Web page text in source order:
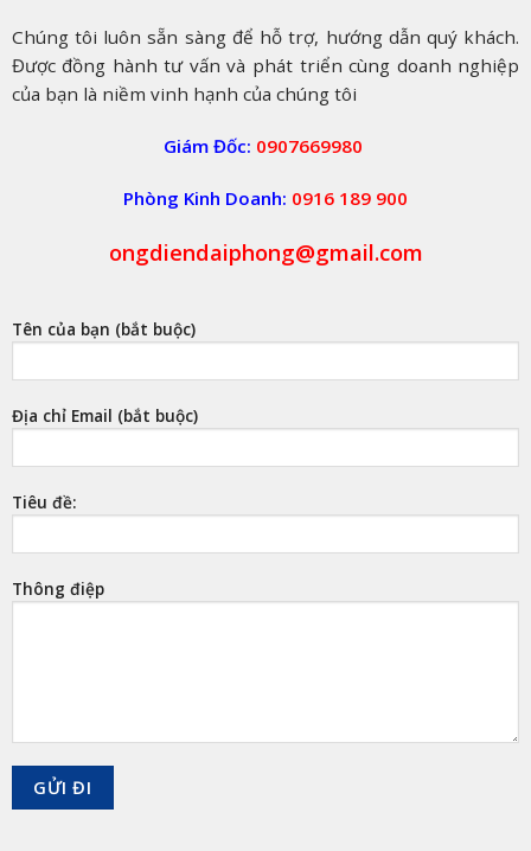
Chúng tôi luôn sẵn sàng để hỗ trợ, hướng dẫn quý khách.
Được đồng hành tư vấn và phát triển cùng doanh nghiệp
của bạn là niềm vinh hạnh của chúng tôi
Giám Đốc: 0907669980
Phòng Kinh Doanh: 0916 189 900
ongdiendaiphong@gmail.com
Tên của bạn (bắt buộc)
Địa chỉ Email (bắt buộc)
Tiêu đề:
Thông điệp